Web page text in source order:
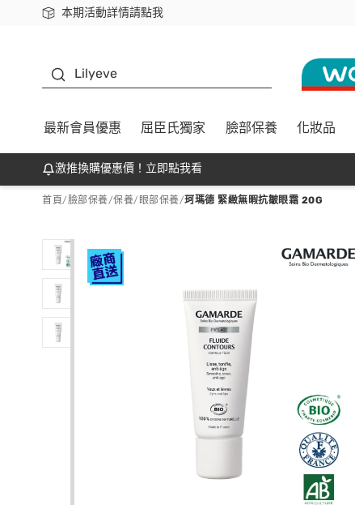
本期活動詳情請點我
下載app最高回饋$350
Lilyeve
最新會員優惠 屈臣氏獨家 臉部保養 化妝品
激推換購優惠價！立即點我看
首頁/臉部保養/保養/ 眼部保養/珂瑪德 緊緻無暇抗皺眼霜 20G